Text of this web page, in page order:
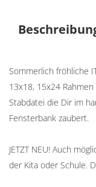
Sommerlich fröhliche
13x18, 15x24
Stabdatei die Dir im
Fensterbank zaubert.
JETZT NEU! Auch
der Kita oder Schule.